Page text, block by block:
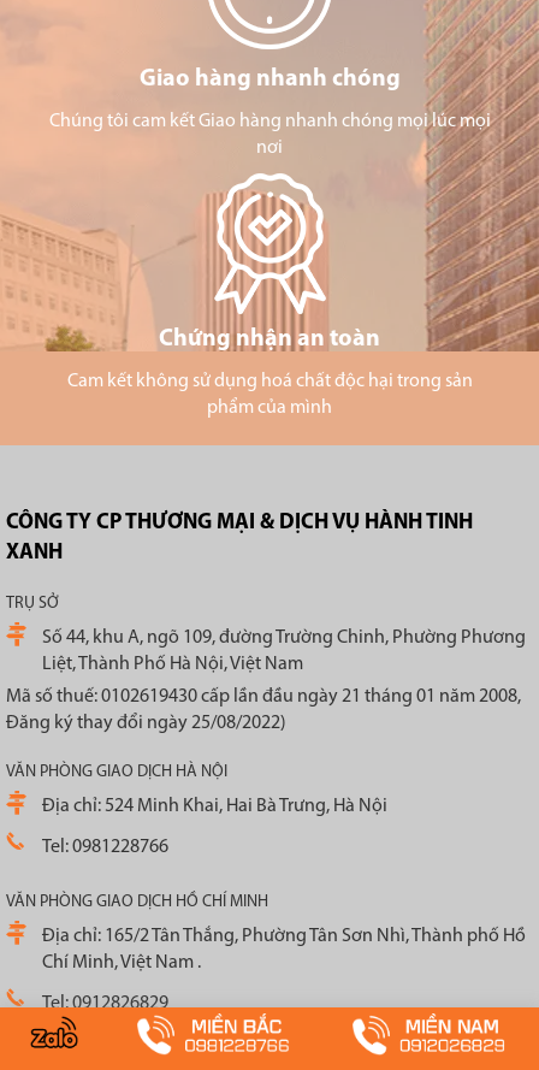
Giao hàng nhanh chóng
Chúng tôi cam kết Giao hàng nhanh chóng mọi lúc mọi
nơi
Chứng nhận an toàn
Cam kết không sử dụng hoá chất độc hại trong sản
phẩm của mình
CÔNG TY CP THƯƠNG MẠI & DỊCH VỤ HÀNH TINH
XANH
TRỤ SỞ
Số 44, khu A, ngõ 109, đường Trường Chinh, Phường Phương
Liệt, Thành Phố Hà Nội, Việt Nam
Mã số thuế: 0102619430 cấp lần đầu ngày 21 tháng 01 năm 2008,
Đăng ký thay đổi ngày 25/08/2022)
VĂN PHÒNG GIAO DỊCH HÀ NỘI
Địa chỉ: 524 Minh Khai, Hai Bà Trưng, Hà Nội
Tel: 0981228766
VĂN PHÒNG GIAO DỊCH HỒ CHÍ MINH
Địa chỉ: 165/2 Tân Thắng, Phường Tân Sơn Nhì, Thành phố Hồ
Chí Minh, Việt Nam .
Tel: 0912826829